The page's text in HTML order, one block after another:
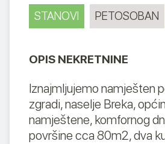
STANOVI PETOSOBAN
OPIS NEKRETNINE
Iznajmljujemo namješten
zgradi, naselje Breka,
namještene, komfornog
površine cca 80m2, dva